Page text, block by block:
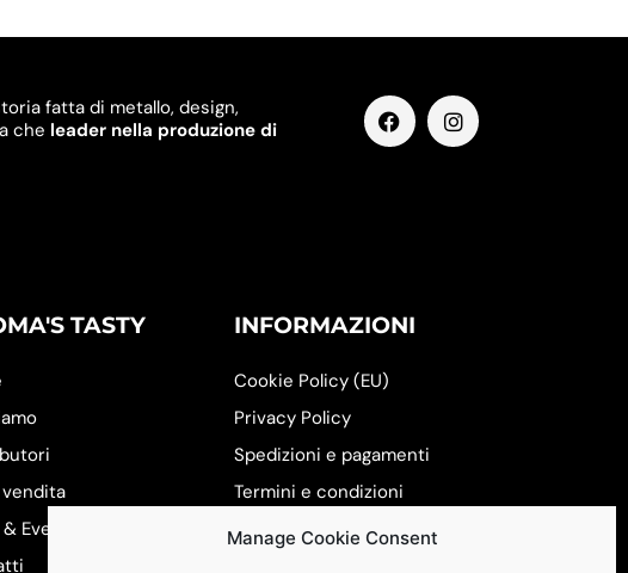
Manage Cookie Consent
fatta di metallo, design,
che leader nella produzione di
TASTY
Eventi
INFORMAZIONI
Cookie Policy (EU)
Privacy Policy
Spedizioni e pagamenti
Termini e condizioni